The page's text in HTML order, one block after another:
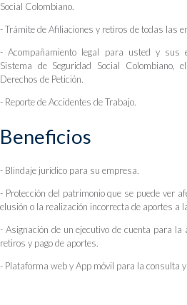
Social Colombiano.
- Trámite de Afiliaciones y retiros de todas las
- Acompañamiento legal para usted y sus
Sistema de Seguridad Social Colombiano,
Derechos de Petición.
- Reporte de Accidentes de Trabajo.
Beneficios
- Blindaje jurídico para su empresa.
- Protección del patrimonio que se puede ver
elusión o la realización incorrecta de aportes a
- Asignación de un ejecutivo de cuenta para
retiros y pago de aportes.
- Plataforma web y App móvil para la consulta